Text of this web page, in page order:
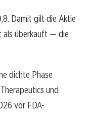
Damit gilt die Aktie
als überkauft — die
dichte Phase
und
vor FDA-